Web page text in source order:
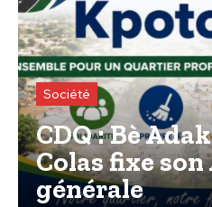
Société
CDQ : Bè
Colas fixe son
générale